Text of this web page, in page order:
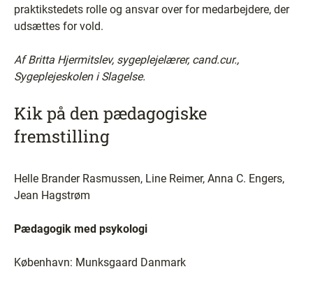
praktikstedets rolle og ansvar over for medarbejdere, der
udsættes for vold.
Af Britta Hjermitslev, sygeplejelærer, cand.cur.,
Sygeplejeskolen i Slagelse.
Kik på den pædagogiske
fremstilling
Helle Brander Rasmussen, Line Reimer, Anna C. Engers,
Jean Hagstrøm
Pædagogik med psykologi
København: Munksgaard Danmark